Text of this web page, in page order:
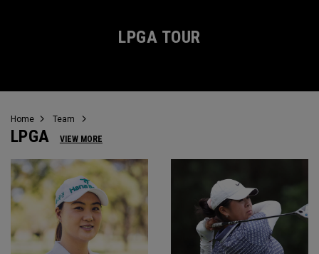
LPGA TOUR
Home Team
LPGA VIEW MORE